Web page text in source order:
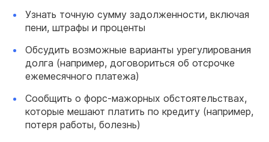
Узнать точную сумму задолженности, включая
пени, штрафы и проценты
Обсудить возможные варианты урегулирования
долга (например, договориться об отсрочке
ежемесячного платежа)
Сообщить о форс-мажорных обстоятельствах,
которые мешают платить по кредиту (например,
потеря работы, болезнь)